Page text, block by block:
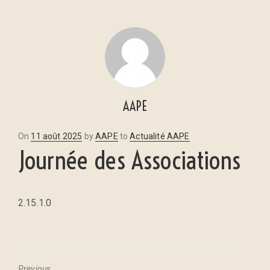
AAPE
On Posted
11 août 2025 byAAPE toActualité AAPE
Journée des Associations
2.15.1.0